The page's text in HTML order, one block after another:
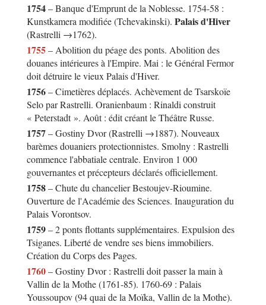
1754– Banque d'Emprunt de la Noblesse. 1754-58 :
Kunstkamera modifiée (Tchevakinski). Palais d'Hiver
(Rastrelli →1762).
1755– Abolition du péage des ponts. Abolition des
douanes intérieures à l'Empire. Mai : le Général Fermor
doit détruire le vieux Palais d'Hiver.
1756– Cimetières déplacés. Achèvement de Tsarskoïe
Selo par Rastrelli. Oranienbaum : Rinaldi construit
« Peterstadt ». Août : édit créant le Théâtre Russe.
1757– Gostiny Dvor (Rastrelli →1887). Nouveaux
barèmes douaniers protectionnistes. Smolny : Rastrelli
commence l'abbatiale centrale. Environ 1 000
gouvernantes et précepteurs déclarés officiellement.
1758– Chute du chancelier Bestoujev-Rioumine.
Ouverture de l'Académie des Sciences. Inauguration du
Palais Vorontsov.
1759– 2 ponts flottants supplémentaires. Expulsion des
Tsiganes. Liberté de vendre ses biens immobiliers.
Création du Corps des Pages.
1760– Gostiny Dvor : Rastrelli doit passer la main à
Vallin de la Mothe (1761-85). 1760-69 : Palais
Youssoupov (94 quai de la Moïka, Vallin de la Mothe).